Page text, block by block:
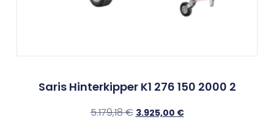
Saris Hinterkipper K1 276 150 2000 2
5.179,18€ 3.925,00 €